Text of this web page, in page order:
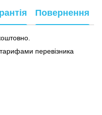
Повернення
перевізника